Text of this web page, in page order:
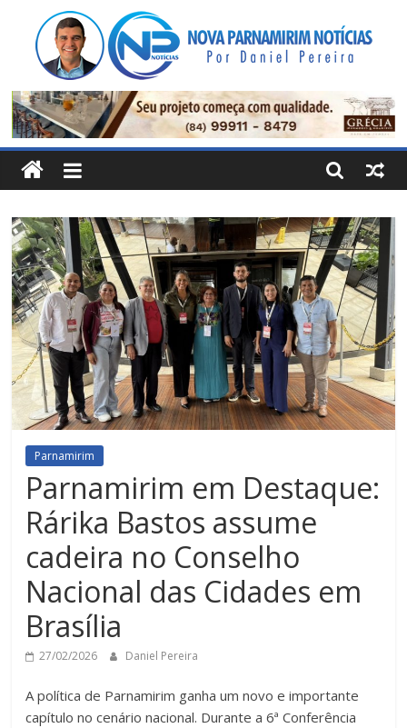
conteúdo
Nova
Parnamirim
Notícias
Por
Daniel
Pereira
Parnamirim
Parnamirim em Destaque:
Rárika Bastos assume
cadeira no Conselho
Nacional das Cidades em
Brasília
27/02/2026 Daniel Pereira
A política de Parnamirim ganha um novo e importante
capítulo no cenário nacional. Durante a 6ª Conferência